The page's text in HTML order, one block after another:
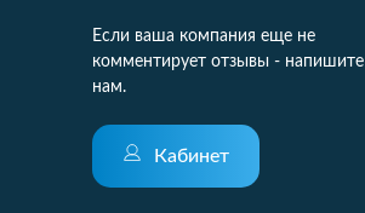
Если ваша компания еще не
комментирует отзывы - напишите
нам.
Кабинет